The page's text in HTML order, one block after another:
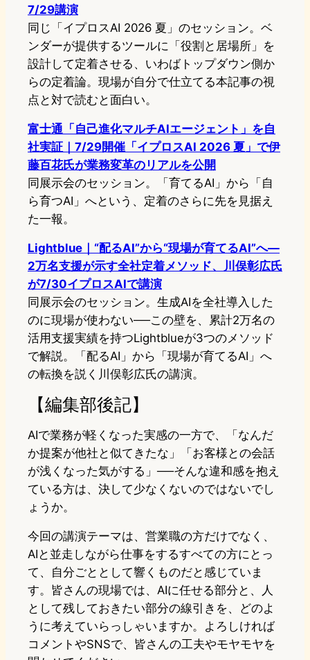
7/29講演
同じ「イプロスAI 2026 夏」のセッション。ベ
ンダーが提供するツールに「役割と居場所」を
設計して定着させる、いわばトップダウン側か
らの定着論。現場が自分で仕立てる本記事の視
点と対で読むと面白い。
富士通「自己進化マルチAIエージェント」を自
社実証｜7/29開催「イプロスAI 2026 夏」で伊
藤百花氏が業務変革のリアルを公開
同展示会のセッション。「育てるAI」から「自
ら育つAI」へという、定着のさらに先を見据え
た一報。
Lightblue｜“配るAI”から“現場が育てるAI”へ—
2万名支援が示す全社定着メソッド、川俣彰広氏
が7/30イプロスAIで講演
同展示会のセッション。生成AIを全社導入した
のに現場が使わない──この壁を、累計2万名の
活用支援実績を持つLightblueが3つのメソッド
で解説。「配るAI」から「現場が育てるAI」へ
の転換を説く川俣彰広氏の講演。
【編集部後記】
AIで業務が軽くなった実感の一方で、「なんだ
か提案が他社と似てきたな」「お客様との会話
が浅くなった気がする」──そんな違和感を抱え
ている方は、決して少なくないのではないでし
ょうか。
今回の講演テーマは、営業職の方だけでなく、
AIと並走しながら仕事をするすべての方にとっ
て、自分ごととして響くものだと感じていま
す。皆さんの現場では、AIに任せる部分と、人
として残しておきたい部分の線引きを、どのよ
うに考えていらっしゃいますか。よろしければ
コメントやSNSで、皆さんの工夫やモヤモヤを